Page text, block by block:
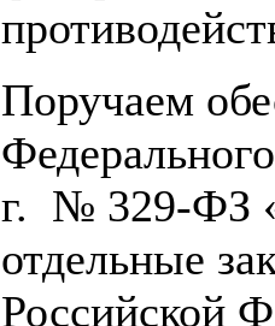
Поручаем
г. № 329-ФЗ
отдельные
Российской